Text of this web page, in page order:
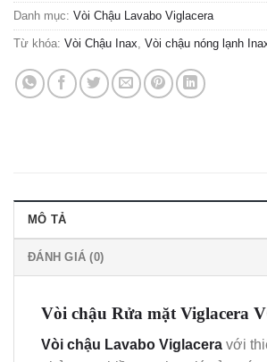
Danh mục: Vòi Chậu Lavabo Viglacera
Từ khóa: Vòi Chậu Inax, Vòi chậu nóng lạnh
MÔ TẢ
ĐÁNH GIÁ (0)
Vòi chậu Rửa mặt Viglacera
Vòi chậu Lavabo Viglacera với